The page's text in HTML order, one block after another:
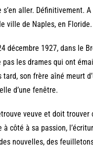
aller. Définitivement. A
ville de Naples, en Floride.
1927, dans le
les drames qui ont
son frère aîné meurt
d’une fenêtre.
veuve et doit
côté à sa passion,
nouvelles, des